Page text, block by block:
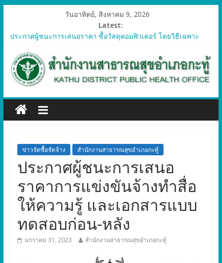
วันอาทิตย์, สิงหาคม 9, 2026
Latest:
ประกาศผู้ชนะการเสนอราคา ซื้อวัสดุคอมพิวเตอร์ โดยวิธีเฉพาะ
ประกาศผู้ชนะการเสนอราคา จัดซื้อวัสดุทางการแพทย์สำหรับ
โครงการป้องกันควบคุมโรคติดต่อและภัยสุขภาพในแรงงานต่างด้าว
อำเภอกะทู้ ปี 2569
เจาะจง
ประกาศผู้ชนะการเสนอรา ซื้อวัสดุงานบ้านงานครัว โดยวิธีเฉพาะ
เจาะจง
เจาะจงข่าวจัดซื้อจัดจ้าง สำนักงานสาธารณสุขอำเภอกะทู้
ประกาศผู้ชนะการเสนอ
ราคาการแข่งขันจ้างทำสื่อ
ให้ความรู้ และเอกสารแบบ
ทดสอบก่อน-หลัง
มกราคม 31, 2023 สำนักงานสาธารณสุขอำเภอกะทู้